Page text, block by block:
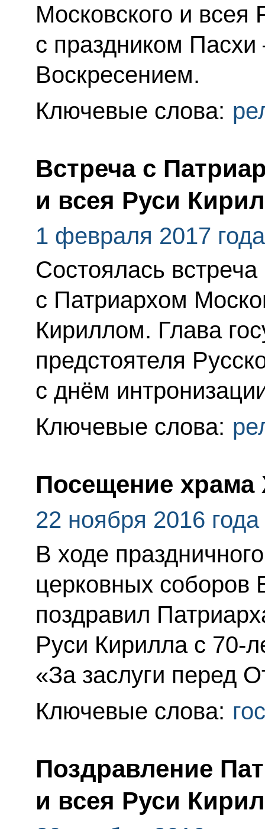
Московского и всея
с праздником
Воскресением.
Ключевые слова:
Встреча с
и всея Руси
1 февраля 2017 года
Состоялась
с Патриархом
Кириллом. Глава
предстоятеля
с днём
Ключевые слова:
Посещение храма
22 ноября 2016 года
В ходе
церковных соборов
поздравил
Руси Кирилла с 70-
«За заслуги перед
Ключевые слова:
Поздравление
и всея Руси